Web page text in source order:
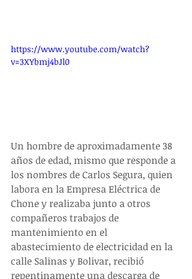
https://www.youtube.com/watch?
v=3XYbmj4bJl0
Un hombre de aproximadamente 38
años de edad, mismo que responde a
los nombres de Carlos Segura, quien
labora en la Empresa Eléctrica de
Chone y realizaba junto a otros
compañeros trabajos de
mantenimiento en el
abastecimiento de electricidad en la
calle Salinas y Bolivar, recibió
repentinamente una descarga de